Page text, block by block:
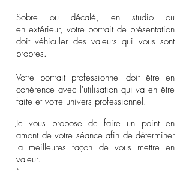
Sobre ou décalé, en studio ou
en extérieur, votre portrait de présentation
doit véhiculer des valeurs qui vous sont
propres.
Votre portrait professionnel doit être en
cohérence avec l'utilisation qui va en être
faite et votre univers professionnel.
Je vous propose de faire un point en
amont de votre séance afin de déterminer
la meilleures façon de vous mettre en
valeur.
`